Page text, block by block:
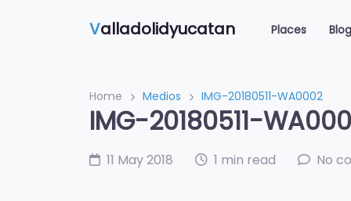
Valladolidyucatan Places Blog
Home Medios IMG-20180511-WA0002
IMG-20180511-
11 May 2018 1 min read No